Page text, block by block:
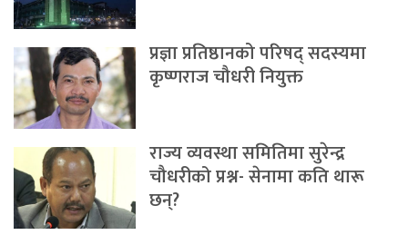
प्रज्ञा प्रतिष्ठानको परिषद् सदस्यमा
कृष्णराज चौधरी नियुक्त
राज्य व्यवस्था समितिमा सुरेन्द्र
चौधरीको प्रश्न- सेनामा कति थारू
छन्?